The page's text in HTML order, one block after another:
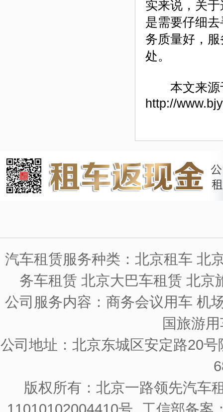
实来说，关
是需要仔细
务质量好，
处。
本文来源
http://
汽车租赁服务种类：北京租车 北
务车租赁 北京大巴车租赁 北京
公司服务内容：商务会议用车 机
国旅游
公司地址：北京东城区安定路20
版权所有：北京一路领先汽车